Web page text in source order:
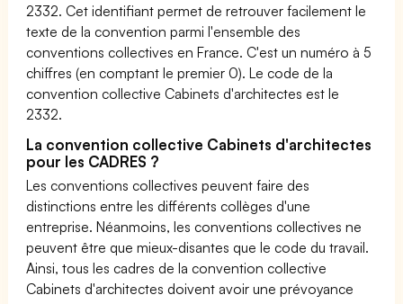
2332. Cet identifiant permet de retrouver facilement le
texte de la convention parmi l'ensemble des
conventions collectives en France. C'est un numéro à 5
chiffres (en comptant le premier 0). Le code de la
convention collective Cabinets d'architectes est le
2332.
La convention collective Cabinets d'architectes
pour les CADRES ?
Les conventions collectives peuvent faire des
distinctions entre les différents collèges d'une
entreprise. Néanmoins, les conventions collectives ne
peuvent être que mieux-disantes que le code du travail.
Ainsi, tous les cadres de la convention collective
Cabinets d'architectes doivent avoir une prévoyance